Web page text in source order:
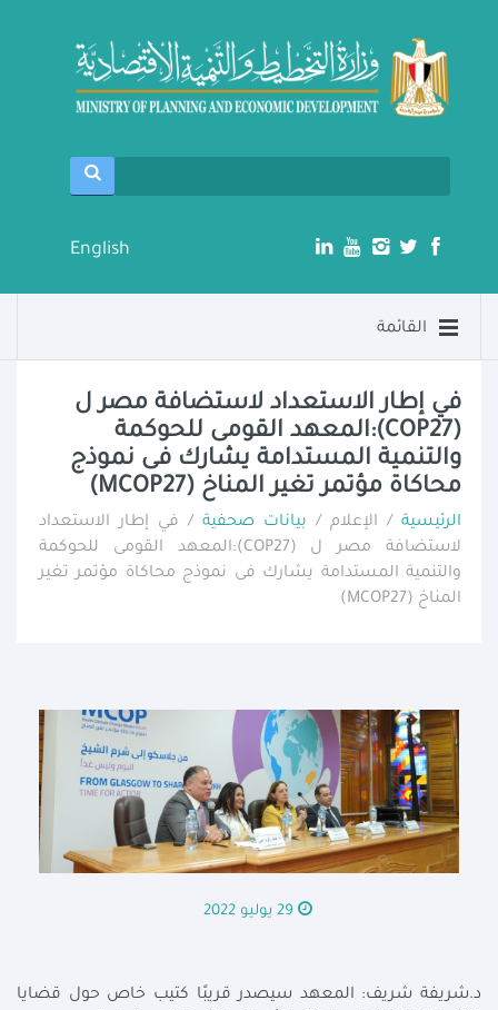
English
القائمة
في إطار الاستعداد لاستضافة مصر ل
(COP27):المعهد القومى للحوكمة
والتنمية المستدامة يشارك فى نموذج
محاكاة مؤتمر تغير المناخ (MCOP27)
الرئيسية / الإعلام / بيانات صحفية / في إطار الاستعداد
لاستضافة مصر ل (COP27):المعهد القومى للحوكمة
والتنمية المستدامة يشارك فى نموذج محاكاة مؤتمر تغير
المناخ (MCOP27)
29 يوليو 2022
د.شريفة شريف: المعهد سيصدر قريبًا كتيب خاص حول قضايا